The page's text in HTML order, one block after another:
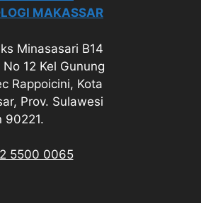
MAKASSAR
Minasasari B14
No 12 Kel Gunung
Rappoicini, Kota
Prov. Sulawesi
90221.
5500 0065